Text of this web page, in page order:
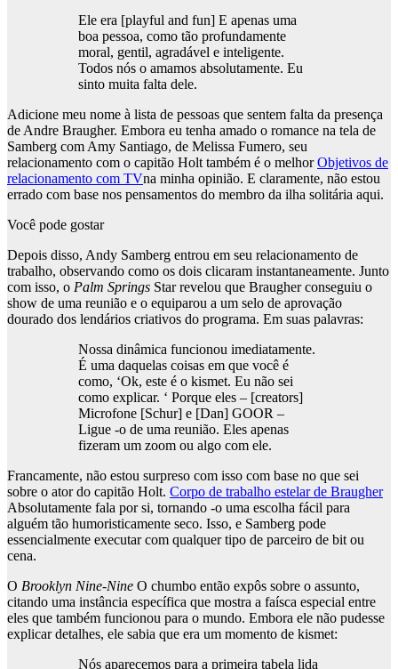
Ele era [playful and fun] E apenas uma
boa pessoa, como tão profundamente
moral, gentil, agradável e inteligente.
Todos nós o amamos absolutamente. Eu
sinto muita falta dele.
Adicione meu nome à lista de pessoas que sentem falta da presença
de Andre Braugher. Embora eu tenha amado o romance na tela de
Samberg com Amy Santiago, de Melissa Fumero, seu
relacionamento com o capitão Holt também é o melhorObjetivos de
relacionamento com TVna minha opinião. E claramente, não estou
errado com base nos pensamentos do membro da ilha solitária aqui.
Você pode gostar
Depois disso, Andy Samberg entrou em seu relacionamento de
trabalho, observando como os dois clicaram instantaneamente. Junto
com isso, o Palm Springs Star revelou que Braugher conseguiu o
show de uma reunião e o equiparou a um selo de aprovação
dourado dos lendários criativos do programa. Em suas palavras:
Nossa dinâmica funcionou imediatamente.
É uma daquelas coisas em que você é
como, ‘Ok, este é o kismet. Eu não sei
como explicar. ‘ Porque eles – [creators]
Microfone [Schur] e [Dan] GOOR –
Ligue -o de uma reunião. Eles apenas
fizeram um zoom ou algo com ele.
Francamente, não estou surpreso com isso com base no que sei
sobre o ator do capitão Holt. Corpo de trabalho estelar de Braugher
Absolutamente fala por si, tornando -o uma escolha fácil para
alguém tão humoristicamente seco. Isso, e Samberg pode
essencialmente executar com qualquer tipo de parceiro de bit ou
cena.
O Brooklyn Nine-Nine O chumbo então expôs sobre o assunto,
citando uma instância específica que mostra a faísca especial entre
eles que também funcionou para o mundo. Embora ele não pudesse
explicar detalhes, ele sabia que era um momento de kismet:
Nós aparecemos para a primeira tabela lida